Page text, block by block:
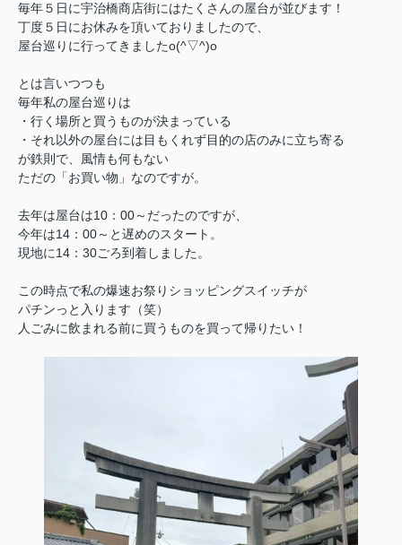
毎年５日に宇治橋商店街にはたくさんの屋台が並びます！
丁度５日にお休みを頂いておりましたので、
屋台巡りに行ってきましたo(^▽^)o
とは言いつつも
毎年私の屋台巡りは
・行く場所と買うものが決まっている
・それ以外の屋台には目もくれず目的の店のみに立ち寄る
が鉄則で、風情も何もない
ただの「お買い物」なのですが。
去年は屋台は10：00～だったのですが、
今年は14：00～と遅めのスタート。
現地に14：30ごろ到着しました。
この時点で私の爆速お祭りショッピングスイッチが
パチンっと入ります（笑）
人ごみに飲まれる前に買うものを買って帰りたい！